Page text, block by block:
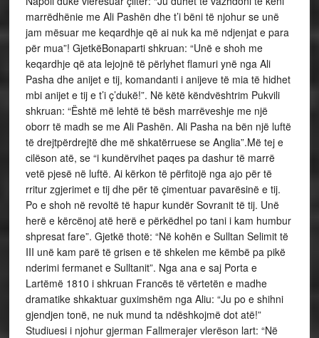
marrëdhënie me Ali Pashën dhe t’i bëni të njohur se unë
jam mësuar me keqardhje që ai nuk ka më ndjenjat e para
për mua”! GjetkëBonaparti shkruan: “Unë e shoh me
keqardhje që ata lejojnë të përlyhet flamuri ynë nga Ali
Pasha dhe anijet e tij, komandanti i anijeve të mia të hidhet
mbi anijet e tij e t’i ç’dukë!”. Në këtë këndvështrim Pukvili
shkruan: “Është më lehtë të bësh marrëveshje me një
oborr të madh se me Ali Pashën. Ali Pasha na bën një luftë
të drejtpërdrejtë dhe më shkatërruese se Anglia”.Më tej e
cilëson atë, se “i kundërvihet paqes pa dashur të marrë
vetë pjesë në luftë. Ai kërkon të përfitojë nga ajo për të
rritur zgjerimet e tij dhe për të çimentuar pavarësinë e tij.
Po e shoh në revoltë të hapur kundër Sovranit të tij. Unë
herë e kërcënoj atë herë e përkëdhel po tani i kam humbur
shpresat fare”. Gjetkë thotë: “Në kohën e Sulltan Selimit të
III unë kam parë të grisen e të shkelen me këmbë pa pikë
nderimi fermanet e Sulltanit”. Nga ana e saj Porta e
Lartëmë 1810 i shkruan Francës të vërtetën e madhe
dramatike shkaktuar guximshëm nga Aliu: “Ju po e shihni
gjendjen tonë, ne nuk mund ta ndëshkojmë dot atë!”
Studiuesi i njohur gjerman Fallmerajer vlerëson lart: “Në